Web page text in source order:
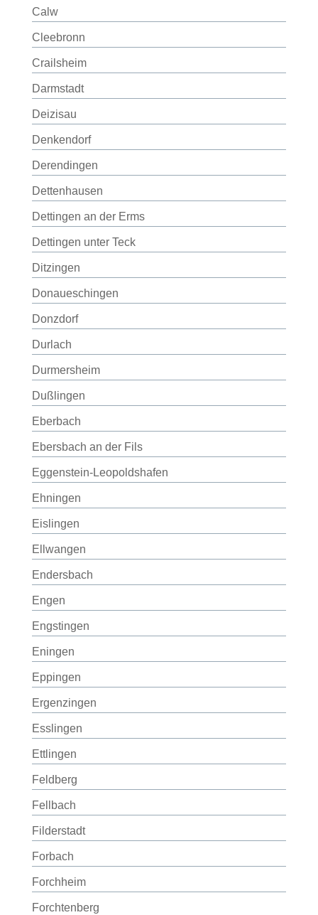
Calw
Cleebronn
Crailsheim
Darmstadt
Deizisau
Denkendorf
Derendingen
Dettenhausen
Dettingen an der Erms
Dettingen unter Teck
Ditzingen
Donaueschingen
Donzdorf
Durlach
Durmersheim
Dußlingen
Eberbach
Ebersbach an der Fils
Eggenstein-Leopoldshafen
Ehningen
Eislingen
Ellwangen
Endersbach
Engen
Engstingen
Eningen
Eppingen
Ergenzingen
Esslingen
Ettlingen
Feldberg
Fellbach
Filderstadt
Forbach
Forchheim
Forchtenberg